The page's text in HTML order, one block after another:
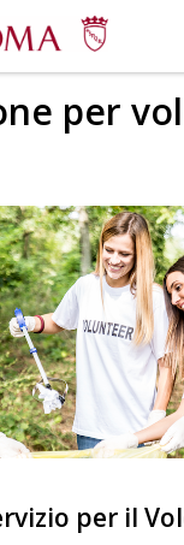
per
per il